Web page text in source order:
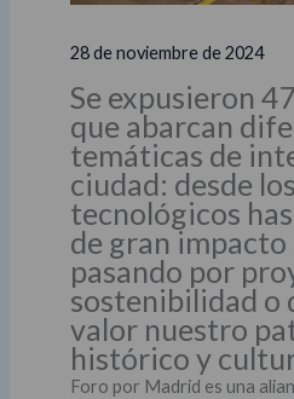
28 de noviembre de 2024
Se expusieron
que abarcan
temáticas de
ciudad: desde
tecnológicos
de gran impacto
pasando por
sostenibilidad o
valor nuestro
histórico y
Foro por Madrid es una